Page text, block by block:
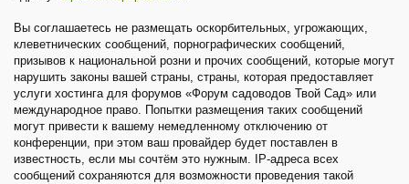
Вы соглашаетесь не размещать оскорбительных, угрожающих,
клеветнических сообщений, порнографических сообщений,
призывов к национальной розни и прочих сообщений, которые могут
нарушить законы вашей страны, страны, которая предоставляет
услуги хостинга для форумов «Форум садоводов Твой Сад» или
международное право. Попытки размещения таких сообщений
могут привести к вашему немедленному отключению от
конференции, при этом ваш провайдер будет поставлен в
известность, если мы сочтём это нужным. IP-адреса всех
сообщений сохраняются для возможности проведения такой